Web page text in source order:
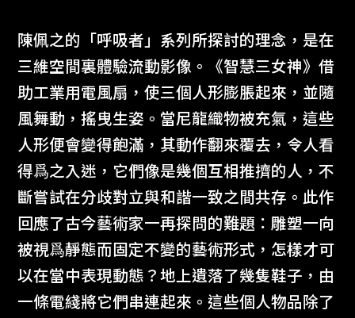
陳佩之的「呼吸者」系列所探討的理念，是在
三維空間裏體驗流動影像。《智慧三女神》借
助工業用電風扇，使三個人形膨脹起來，並隨
風舞動，搖曳生姿。當尼龍織物被充氣，這些
人形便會變得飽滿，其動作翻來覆去，令人看
得爲之入迷，它們像是幾個互相推擠的人，不
斷嘗試在分歧對立與和諧一致之間共存。此作
回應了古今藝術家一再探問的難題：雕塑一向
被視爲靜態而固定不變的藝術形式，怎樣才可
以在當中表現動態？地上遺落了幾隻鞋子，由
一條電綫將它們串連起來。這些個人物品除了